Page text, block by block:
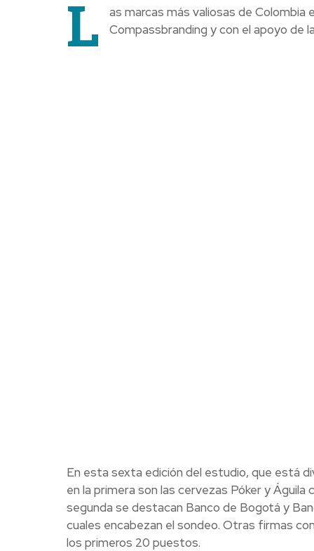
L
as marcas más valiosas de Colombia
Compassbranding y con el apoyo de
En esta sexta edición del estudio, que está
en la primera son las cervezas Póker y Águila
segunda se destacan Banco de Bogotá y
cuales encabezan el sondeo. Otras firmas
los primeros 20 puestos.